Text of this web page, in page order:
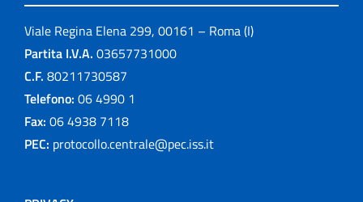
Viale Regina Elena 299, 00161 – Roma (I)
Partita I.V.A. 03657731000
C.F. 80211730587
Telefono: 06 4990 1
Fax: 06 4938 7118
PEC: protocollo.centrale@pec.iss.it